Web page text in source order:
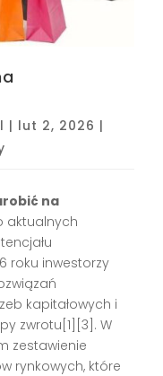
| lut 2, 2026 |
na
aktualnych
roku inwestorzy
kapitałowych i
zwrotu[1][3] . W
zestawienie
rynkowych, które